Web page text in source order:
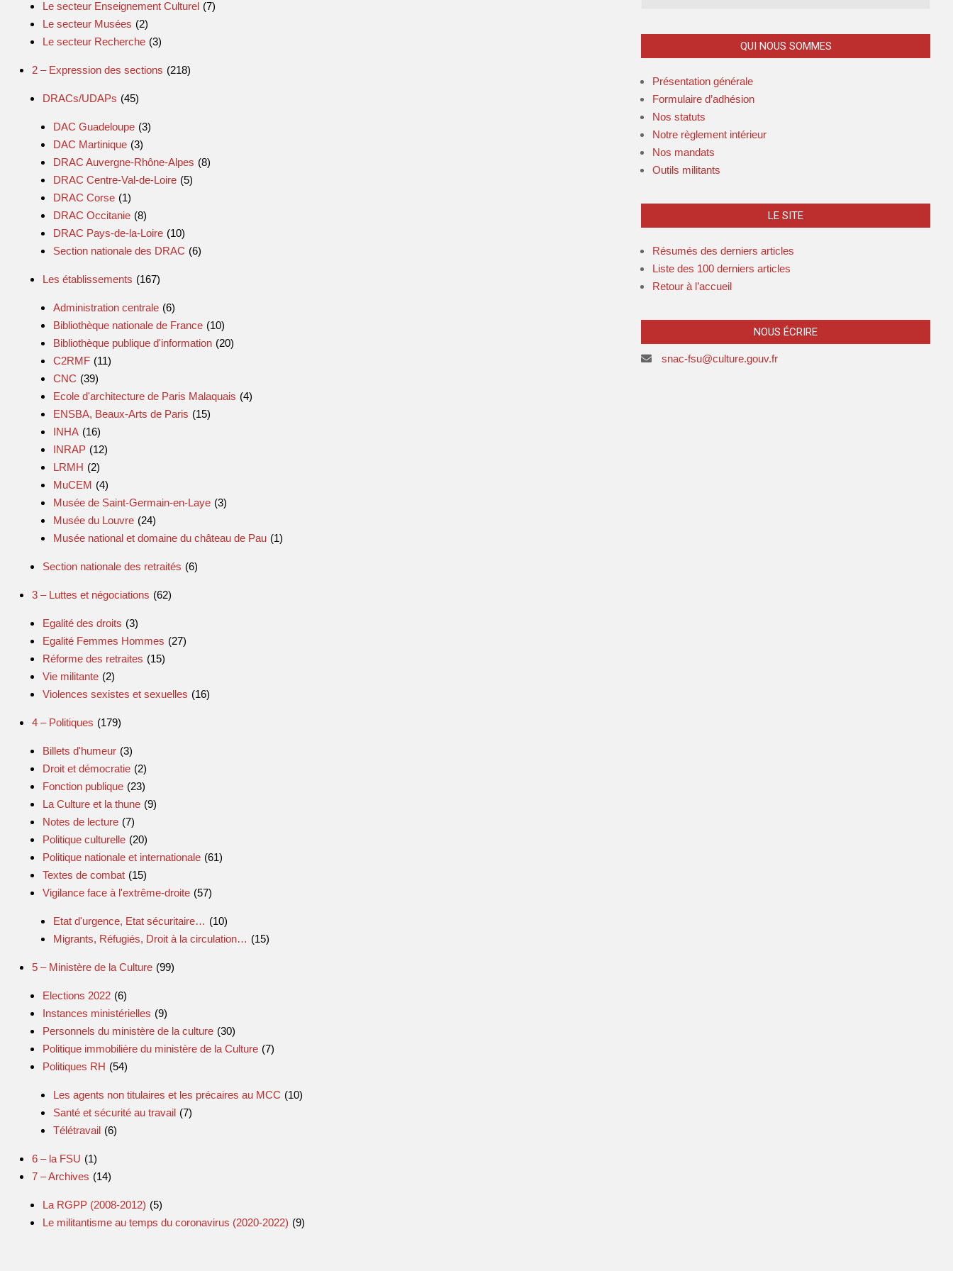
Le secteur Enseignement Culturel (7)
Le secteur Musées (2)
Le secteur Recherche (3)
2 – Expression des sections (218)
DRACs/UDAPs (45)
DAC Guadeloupe (3)
DAC Martinique (3)
DRAC Auvergne-Rhône-Alpes (8)
DRAC Centre-Val-de-Loire (5)
DRAC Corse (1)
DRAC Occitanie (8)
DRAC Pays-de-la-Loire (10)
Section nationale des DRAC (6)
Les établissements (167)
Administration centrale (6)
Bibliothèque nationale de France (10)
Bibliothèque publique d'information (20)
C2RMF (11)
CNC (39)
Ecole d'architecture de Paris Malaquais (4)
ENSBA, Beaux-Arts de Paris (15)
INHA (16)
INRAP (12)
LRMH (2)
MuCEM (4)
Musée de Saint-Germain-en-Laye (3)
Musée du Louvre (24)
Musée national et domaine du château de Pau (1)
Section nationale des retraités (6)
3 – Luttes et négociations (62)
Egalité des droits (3)
Egalité Femmes Hommes (27)
Réforme des retraites (15)
Vie militante (2)
Violences sexistes et sexuelles (16)
4 – Politiques (179)
Billets d'humeur (3)
Droit et démocratie (2)
Fonction publique (23)
La Culture et la thune (9)
Notes de lecture (7)
Politique culturelle (20)
Politique nationale et internationale (61)
Textes de combat (15)
Vigilance face à l'extrême-droite (57)
Etat d'urgence, Etat sécuritaire… (10)
Migrants, Réfugiés, Droit à la circulation… (15)
5 – Ministère de la Culture (99)
Elections 2022 (6)
Instances ministérielles (9)
Personnels du ministère de la culture (30)
Politique immobilière du ministère de la Culture (7)
Politiques RH (54)
Les agents non titulaires et les précaires au MCC (10)
Santé et sécurité au travail (7)
Télétravail (6)
6 – la FSU (1)
7 – Archives (14)
La RGPP (2008-2012) (5)
Le militantisme au temps du coronavirus (2020-2022) (9)
QUI NOUS SOMMES
Présentation générale
Formulaire d’adhésion
Nos statuts
Notre règlement intérieur
Nos mandats
Outils militants
LE SITE
Résumés des derniers articles
Liste des 100 derniers articles
Retour à l’accueil
NOUS ÉCRIRE
snac-fsu@culture.gouv.fr